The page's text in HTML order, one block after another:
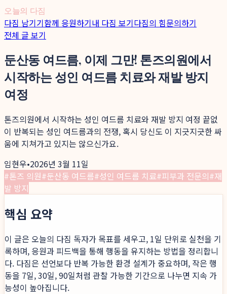
오늘의 다짐
다짐 남기기함께 응원하기내 다짐 보기다짐의 힘문의하기
전체 글 보기
둔산동 여드름, 이제 그만! 톤즈의원에서
시작하는 성인 여드름 치료와 재발 방지
여정
톤즈의원에서 시작하는 성인 여드름 치료와 재발 방지 여정 끝없
이 반복되는 성인 여드름과의 전쟁, 혹시 당신도 이 지긋지긋한 싸
움에 지쳐가고 있지는 않으신가요.
임현우•2026년 3월 11일
#톤즈 의원#둔산동 여드름#성인 여드름 치료#피부과 전문의#재
발 방지
핵심 요약
이 글은 오늘의 다짐 독자가 목표를 세우고, 1일 단위로 실천을 기
록하며, 응원과 피드백을 통해 행동을 유지하는 방법을 정리합니
다. 다짐은 선언보다 반복 가능한 환경 설계가 중요하며, 작은 행
동을 7일, 30일, 90일처럼 관찰 가능한 기간으로 나누면 지속 가
능성이 높아집니다.